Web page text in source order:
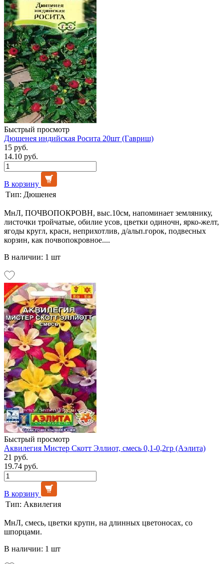
Быстрый просмотр
Дюшенея индийская Росита 20шт (Гавриш)
15 руб.
14.10 руб.
В корзину
Тип: Дюшенея
МнЛ, ПОЧВОПОКРОВН, выс.10см, напоминает землянику,
листочки тройчатые, обилие усов, цветки одиночн, ярко-желт,
ягоды кругл, красн, неприхотлив, д/альп.горок, подвесных
корзин, как почвопокровное....
В наличии: 1 шт
Быстрый просмотр
Аквилегия Мистер Скотт Эллиот, смесь 0,1-0,2гр (Аэлита)
21 руб.
19.74 руб.
В корзину
Тип: Аквилегия
МнЛ, смесь, цветки крупн, на длинных цветоносах, со
шпорцами.
В наличии: 1 шт